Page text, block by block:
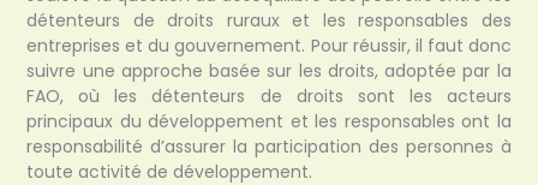
détenteurs de droits ruraux et les responsables des
entreprises et du gouvernement. Pour réussir, il faut donc
suivre une approche basée sur les droits, adoptée par la
FAO, où les détenteurs de droits sont les acteurs
principaux du développement et les responsables ont la
responsabilité d’assurer la participation des personnes à
toute activité de développement.